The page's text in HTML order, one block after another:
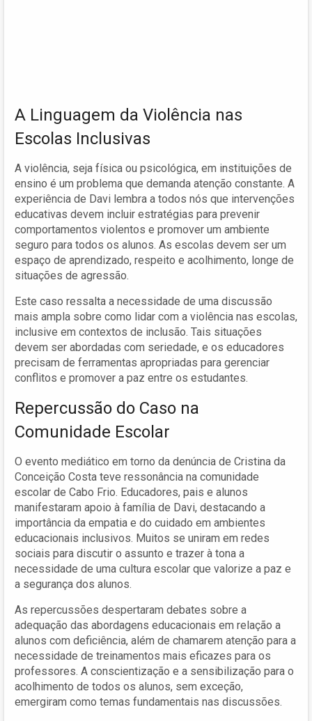
A Linguagem da Violência nas
Escolas Inclusivas
A violência, seja física ou psicológica, em instituições de
ensino é um problema que demanda atenção constante. A
experiência de Davi lembra a todos nós que intervenções
educativas devem incluir estratégias para prevenir
comportamentos violentos e promover um ambiente
seguro para todos os alunos. As escolas devem ser um
espaço de aprendizado, respeito e acolhimento, longe de
situações de agressão.
Este caso ressalta a necessidade de uma discussão
mais ampla sobre como lidar com a violência nas escolas,
inclusive em contextos de inclusão. Tais situações
devem ser abordadas com seriedade, e os educadores
precisam de ferramentas apropriadas para gerenciar
conflitos e promover a paz entre os estudantes.
Repercussão do Caso na
Comunidade Escolar
O evento mediático em torno da denúncia de Cristina da
Conceição Costa teve ressonância na comunidade
escolar de Cabo Frio. Educadores, pais e alunos
manifestaram apoio à família de Davi, destacando a
importância da empatia e do cuidado em ambientes
educacionais inclusivos. Muitos se uniram em redes
sociais para discutir o assunto e trazer à tona a
necessidade de uma cultura escolar que valorize a paz e
a segurança dos alunos.
As repercussões despertaram debates sobre a
adequação das abordagens educacionais em relação a
alunos com deficiência, além de chamarem atenção para a
necessidade de treinamentos mais eficazes para os
professores. A conscientização e a sensibilização para o
acolhimento de todos os alunos, sem exceção,
emergiram como temas fundamentais nas discussões.